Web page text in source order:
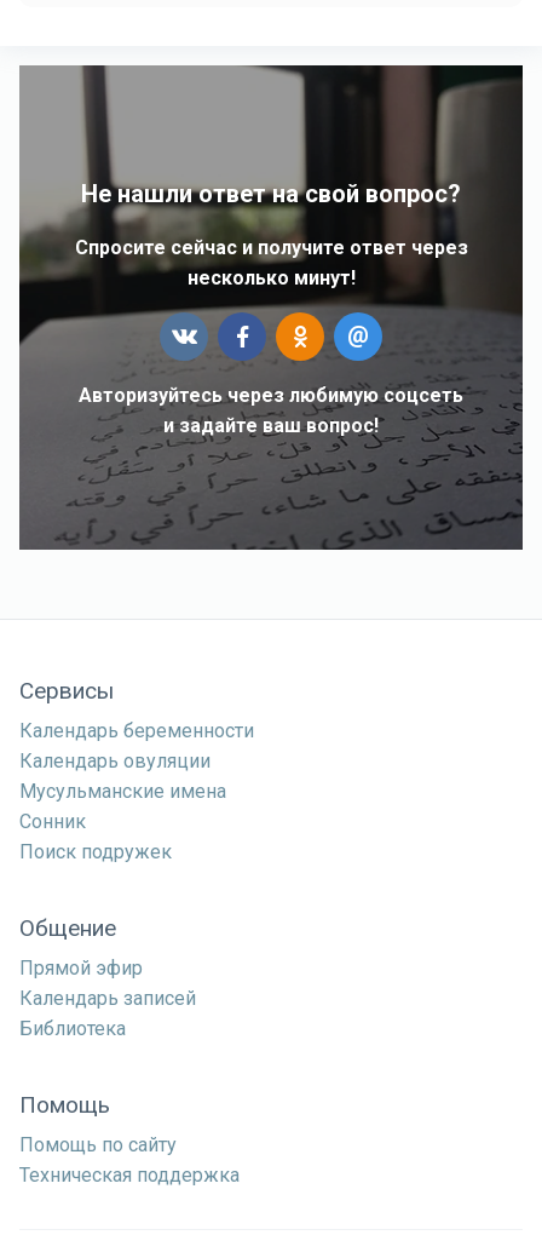
Не нашли ответ на свой вопрос?
Спросите сейчас и получите ответ через
несколько минут!
Авторизуйтесь через любимую соцсеть
и задайте ваш вопрос!
Сервисы
Календарь беременности
Календарь овуляции
Мусульманские имена
Сонник
Поиск подружек
Общение
Прямой эфир
Календарь записей
Библиотека
Помощь
Помощь по сайту
Техническая поддержка